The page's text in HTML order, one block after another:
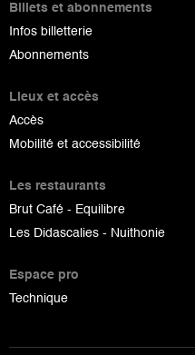
Billets et abonnements
Infos billetterie
Abonnements
Lieux et accès
Accès
Mobilité et accessibilité
Les restaurants
Brut Café - Equilibre
Les Didascalies - Nuithonie
Espace pro
Technique